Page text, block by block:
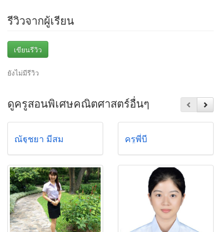
รีวิวจากผู้เรียน
เขียนรีวิว
ยังไม่มีรีวิว
ดูครูสอนพิเศษคณิตศาสตร์อื่นๆ
ณัฐชยา มีสม ครูพี่บี